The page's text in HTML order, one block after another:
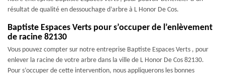
résultat de qualité en dessouchage d’arbre à L Honor De Cos.
Baptiste Espaces Verts pour s’occuper de l’enlèvement
de racine 82130
Vous pouvez compter sur notre entreprise Baptiste Espaces Verts , pour
enlever la racine de votre arbre dans la ville de L Honor De Cos 82130.
Pour s’occuper de cette intervention, nous appliquerons les bonnes